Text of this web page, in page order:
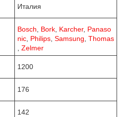
Италия
Bosch, Bork, Karcher, Panaso
nic, Philips, Samsung, Thomas
, Zelmer
1200
176
142